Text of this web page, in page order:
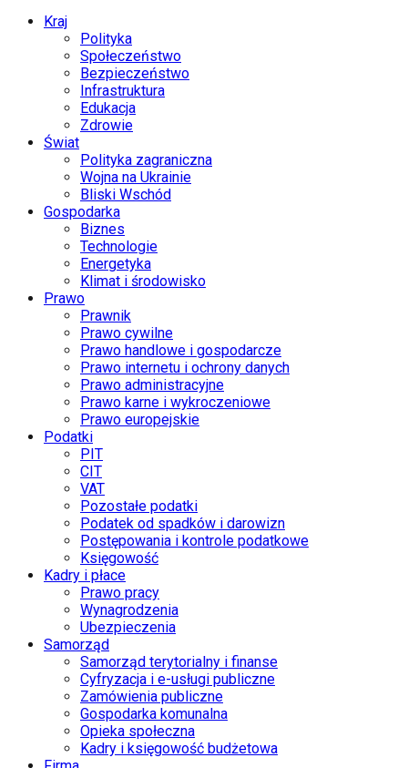
Kraj
Polityka
Społeczeństwo
Bezpieczeństwo
Infrastruktura
Edukacja
Zdrowie
Świat
Polityka zagraniczna
Wojna na Ukrainie
Bliski Wschód
Gospodarka
Biznes
Technologie
Energetyka
Klimat i środowisko
Prawo
Prawnik
Prawo cywilne
Prawo handlowe i gospodarcze
Prawo internetu i ochrony danych
Prawo administracyjne
Prawo karne i wykroczeniowe
Prawo europejskie
Podatki
PIT
CIT
VAT
Pozostałe podatki
Podatek od spadków i darowizn
Postępowania i kontrole podatkowe
Księgowość
Kadry i płace
Prawo pracy
Wynagrodzenia
Ubezpieczenia
Samorząd
Samorząd terytorialny i finanse
Cyfryzacja i e-usługi publiczne
Zamówienia publiczne
Gospodarka komunalna
Opieka społeczna
Kadry i księgowość budżetowa